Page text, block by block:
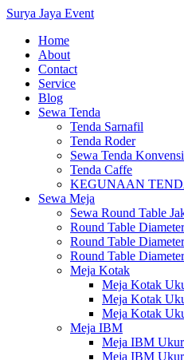
Surya Jaya Event
Home
About
Contact
Service
Blog
Sewa Tenda
Tenda Sarnafil
Tenda Roder
Sewa Tenda
Tenda Caffe
KEGUNAAN
Sewa Meja
Sewa Round Table
Round Table
Round Table
Round Table
Meja Kotak
Meja Kotak
Meja Kotak
Meja Kotak
Meja IBM
Meja IBM
Meja IBM